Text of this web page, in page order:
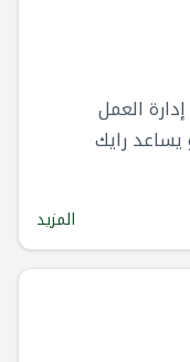
العمل
رايك
بغض النظر عن
من
رايك أفضل
لفرق العمل
المزيد